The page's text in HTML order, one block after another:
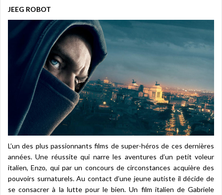
JEEG ROBOT
L’un des plus passionnants films de super-héros de ces dernières
années. Une réussite qui narre les aventures d’un petit voleur
italien, Enzo, qui par un concours de circonstances acquière des
pouvoirs surnaturels. Au contact d’une jeune autiste il décide de
se consacrer à la lutte pour le bien. Un film italien de Gabriele